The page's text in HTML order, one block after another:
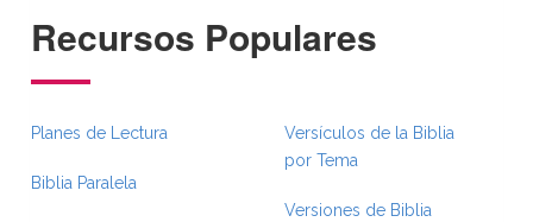
Recursos Populares
Planes de Lectura
Biblia Paralela
Versículos de la Biblia
por Tema
Versiones de Biblia